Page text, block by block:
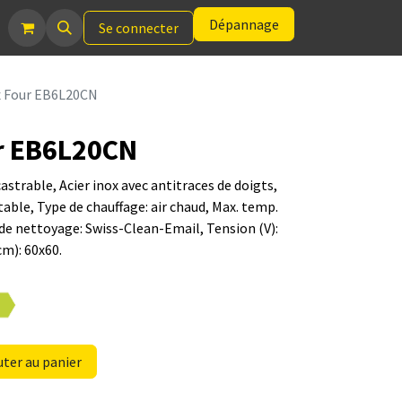
Se connecter Dépannage
EB6L20CN
Acier inox avec antitraces de doigts,
Type de chauffage: air chaud, Max. temp.
nettoyage: Swiss-Clean-Email, Tension (V):
60x60.
au panier